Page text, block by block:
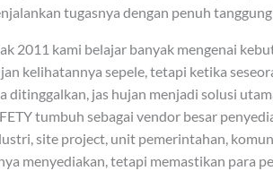
tugasnya dengan penuh
2011 kami belajar banyak mengenai
kelihatannya sepele, tetapi ketika
ditinggalkan, jas hujan menjadi solusi
tumbuh sebagai vendor besar
site project, unit pemerintahan,
menyediakan, tetapi memastikan para